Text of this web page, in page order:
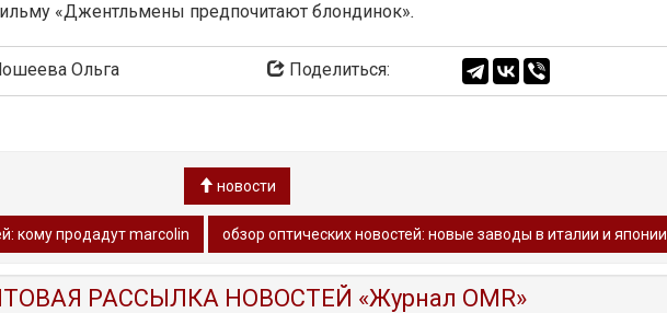
«Джентльмены предпочитают блондинок».
Ольга Поделиться:
новости
кому продадут marcolin обзор oптических новостей: новые заводы в италии и японии
РАССЫЛКА НОВОСТЕЙ «Журнал OMR»